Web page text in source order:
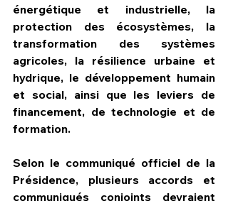
énergétique et industrielle, la
protection des écosystèmes, la
transformation des systèmes
agricoles, la résilience urbaine et
hydrique, le développement humain
et social, ainsi que les leviers de
financement, de technologie et de
formation.
Selon le communiqué officiel de la
Présidence, plusieurs accords et
communiqués conjoints devraient